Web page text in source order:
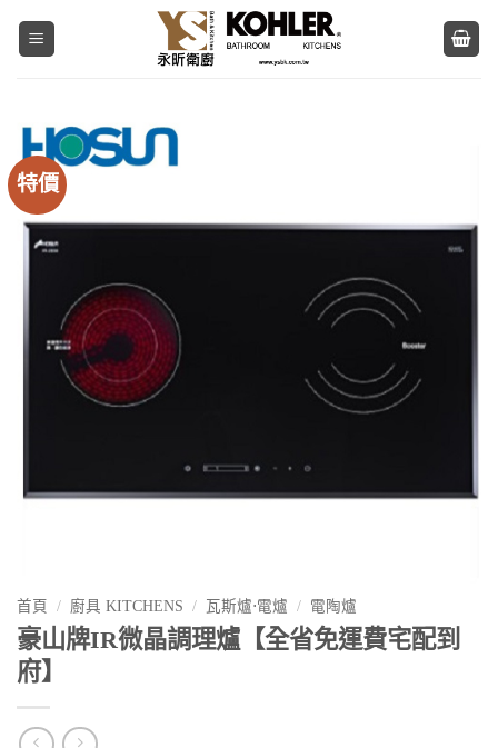
特價
首頁 / 廚具 KITCHENS / 瓦斯爐⋅電爐 / 電陶爐
豪山牌IR微晶調理爐【全省免運費宅配到
府】